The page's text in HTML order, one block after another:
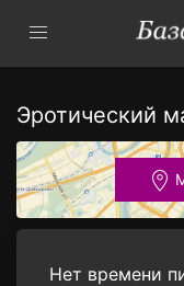
Эротический
Нет времени